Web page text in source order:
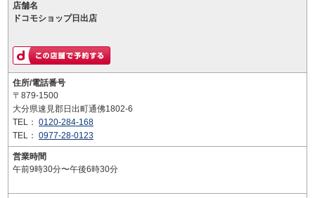
店舗名
ドコモショップ日出店
住所/電話番号
〒879-1500
大分県速見郡日出町通佛1802-6
TEL： 0120-284-168
TEL： 0977-28-0123
営業時間
午前9時30分〜午後6時30分